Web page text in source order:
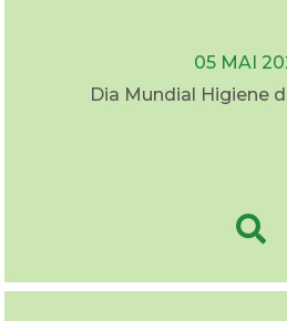
05 MAI
Dia Mundial Higiene